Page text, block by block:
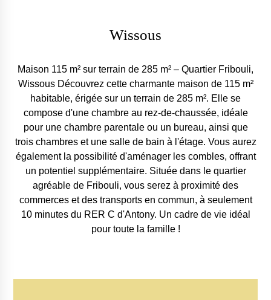
Wissous
Maison 115 m² sur terrain de 285 m² – Quartier Fribouli,
Wissous Découvrez cette charmante maison de 115 m²
habitable, érigée sur un terrain de 285 m². Elle se
compose d'une chambre au rez-de-chaussée, idéale
pour une chambre parentale ou un bureau, ainsi que
trois chambres et une salle de bain à l'étage. Vous aurez
également la possibilité d'aménager les combles, offrant
un potentiel supplémentaire. Située dans le quartier
agréable de Fribouli, vous serez à proximité des
commerces et des transports en commun, à seulement
10 minutes du RER C d'Antony. Un cadre de vie idéal
pour toute la famille !